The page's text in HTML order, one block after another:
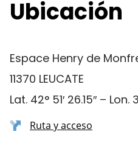
Ubicación
Espace Henry de
11370 LEUCATE
Lat. 42° 51′ 26.15″ – Lon.
Ruta y acceso